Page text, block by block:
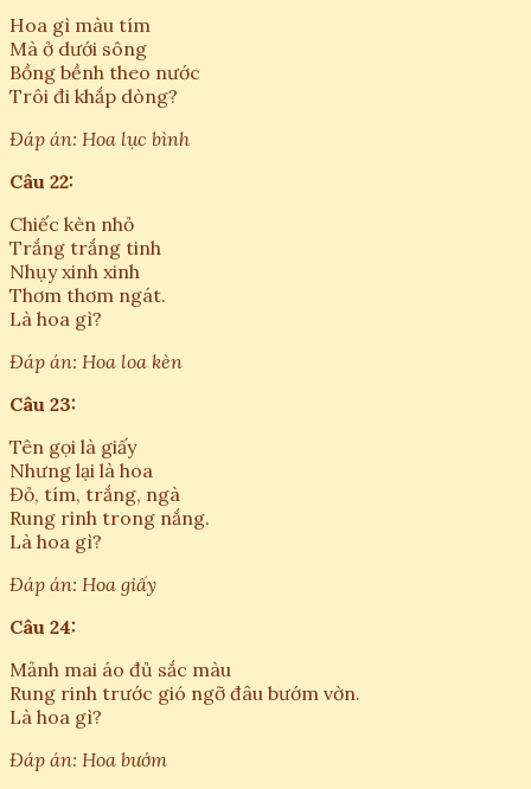
Hoa gì màu tím
Mà ở dưới sông
Bồng bềnh theo nước
Trôi đi khắp dòng?
Đáp án: Hoa lục bình
Câu 22:
Chiếc kèn nhỏ
Trắng trắng tinh
Nhụy xinh xinh
Thơm thơm ngát.
Là hoa gì?
Đáp án: Hoa loa kèn
Câu 23:
Tên gọi là giấy
Nhưng lại là hoa
Đỏ, tím, trắng, ngà
Rung rinh trong nắng.
Là hoa gì?
Đáp án: Hoa giấy
Câu 24:
Mảnh mai áo đủ sắc màu
Rung rinh trước gió ngỡ đâu bướm vờn.
Là hoa gì?
Đáp án: Hoa bướm